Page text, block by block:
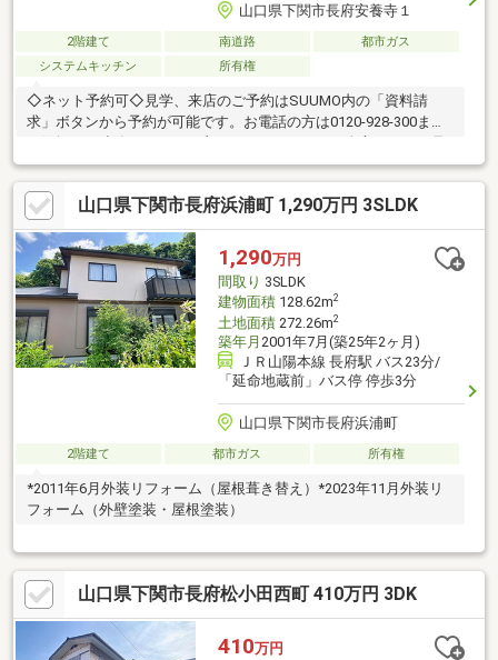
山口県下関市長府安養寺１
2階建て 南道路
都市ガス
システムキッチン
所有権
◇ネット予約可◇見学、来店のご予約はSUUMO内の「資料請
求」ボタンから予約が可能です。お電話の方は0120-928-300まで
お気軽にご連絡ください。土日はもちろん平日の夕方からのご見
学・ご相談も承っております。◇現地見学の見どころ◇・収納の
位置や陽当たりを現地でお確かめください・スマートフォンやデ
ジカメで物件を撮影いただくことも可能です【どんなことでもご
相談ください！】・家を買うにはどのくらいの期間と費用がかか
るのかしら？・マンションと戸建はどちらがいいの？新築、それ
ともリフォーム済み物件？・他にも借入があるけど、住宅ローン
が組めるか不安だわ… 等々
山口県下関市長府浜浦町 1,290万円 3SLDK
1,290万円
間取り 3SLDK
建物面積128.62m2
土地面積272.26m2
築年月 2001年7月(築25年2ヶ月)
ＪＲ山陽本線 長府駅 バス23分/
「延命地蔵前」バス停 停歩3分
山口県下関市長府浜浦町
2階建て 都市ガス 所有権
*2011年6月外装リフォーム（屋根葺き替え）*2023年11月外装リ
フォーム（外壁塗装・屋根塗装）
山口県下関市長府松小田西町 410万円 3DK
410万円